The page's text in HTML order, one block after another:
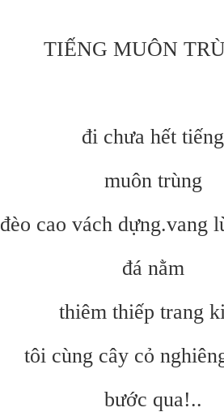
TIẾNG MUÔN
đi chưa hết tiếng
muôn trùng
đèo cao vách dựng.vang
đá nằm
thiêm thiếp trang
tôicùng cây cỏ
bước qua!..